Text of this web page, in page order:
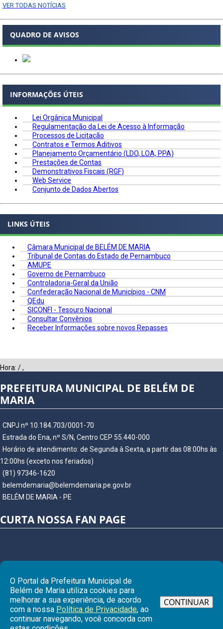
VER TODAS NOTÍCIAS
QUADRO DE AVISOS
INFORMAÇÕES ÚTEIS
Lei Orgânica Municipal
Regulamentação da Lei de Acesso à Informação
Processos de Licitação
Contratos e Termos Aditivos
Planejamento Orçamentário (LDO, LOA, PPA)
Prestações de Contas
Demonstrativos Fiscais (RGF)
Web Service
Conjunto de Dados Abertos
LINKS ÚTEIS
Câmara Municipal de BELÉM DE MARIA
Tribunal de Contas do Estado de Pernambuco
AMUPE
Governo de Pernambuco
Controladoria-Geral da União
Confederação Nacional de Municípios - CNM
QEdu
SICONFI - Tesouro Nacional
Consultar Convênios
Receber Informações sobre novos Repasses
Hora: /,
PREFEITURA MUNICIPAL DE BELÉM DE
MARIA
CNPJ nº 10.184.703/0001-70
Estrada do Ena, nº S/N, Centro CEP 55.440-000
Horário de atendimento: de Segunda à Sexta, a partir das 08:00hs às
12:00hs (exceto nos feriados)
(81) 97346-1620
belemdemaria@belemdemaria.pe.gov.br
BELÉM DE MARIA - PE
CURTA NOSSA FAN PAGE
O Portal da Prefeitura Municipal de
Belém de Maria utiliza cookies para
melhorar a sua experiência, de acordo
com a nossa Política de Privacidade, ao
continuar navegando, você concorda com
CONTINUAR